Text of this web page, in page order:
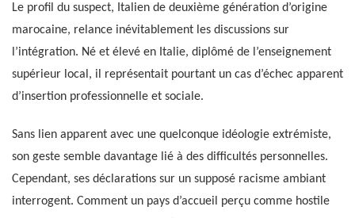
Le profil du suspect, Italien de deuxième génération d’origine
marocaine, relance inévitablement les discussions sur
l’intégration. Né et élevé en Italie, diplômé de l’enseignement
supérieur local, il représentait pourtant un cas d’échec apparent
d’insertion professionnelle et sociale.
Sans lien apparent avec une quelconque idéologie extrémiste,
son geste semble davantage lié à des difficultés personnelles.
Cependant, ses déclarations sur un supposé racisme ambiant
interrogent. Comment un pays d’accueil perçu comme hostile